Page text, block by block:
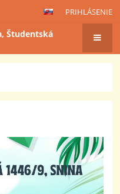
PRIHLÁSENIE
Študentská